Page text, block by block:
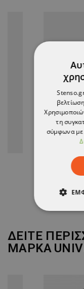
ΔΕΙΤΕ
ΜΑΡΚΑ
τη
σύμφωνα με
ΜΗ